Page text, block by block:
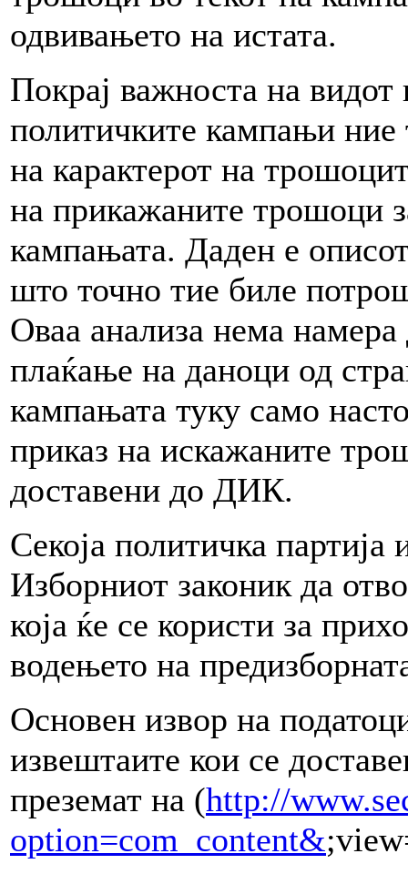
одвивањето на истата.
Покрај важноста на
политичките кампањи ние
на карактерот на
на прикажаните трошоци
кампањата. Даден е
што точно тие биле
Оваа анализа нема намера
плаќање на даноци од
кампањата туку само
приказ на искажаните
доставени до ДИК.
Секоја политичка
Изборниот законик да
која ќе се користи за
водењето на
Основен извор на
извештаите кои се
преземат на (http://
option=com_content&